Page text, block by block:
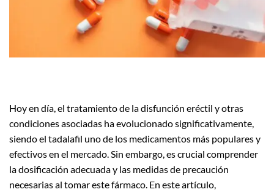
Hoy en día, el tratamiento de la disfunción eréctil y otras
condiciones asociadas ha evolucionado significativamente,
siendo el tadalafil uno de los medicamentos más populares y
efectivos en el mercado. Sin embargo, es crucial comprender
la dosificación adecuada y las medidas de precaución
necesarias al tomar este fármaco. En este artículo,